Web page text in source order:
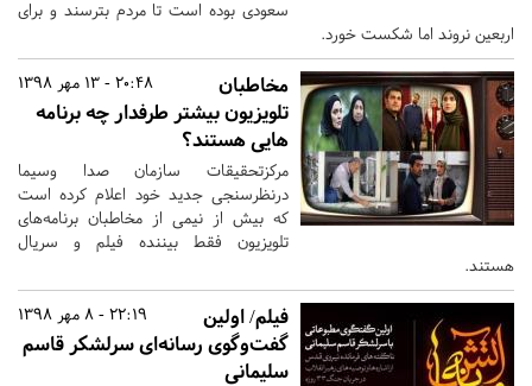
سعودی بوده است تا مردم بترسند و برای
اربعین نروند اما شکست خورد.
20:48 - 13 مهر 1398
مخاطبان
تلویزیون بیشتر طرفدار چه برنامه
هایی هستند؟
مرکزتحقیقات سازمان صدا وسیما
درنظرسنجی جدید خود اعلام کرده است
که بیش از نیمی از مخاطبان برنامه‌های
تلویزیون فقط بیننده فیلم و سریال
هستند.
22:19 - 8 مهر 1398
فیلم/ اولین
گفت‌وگوی رسانه‌ای سرلشکر قاسم
سلیمانی